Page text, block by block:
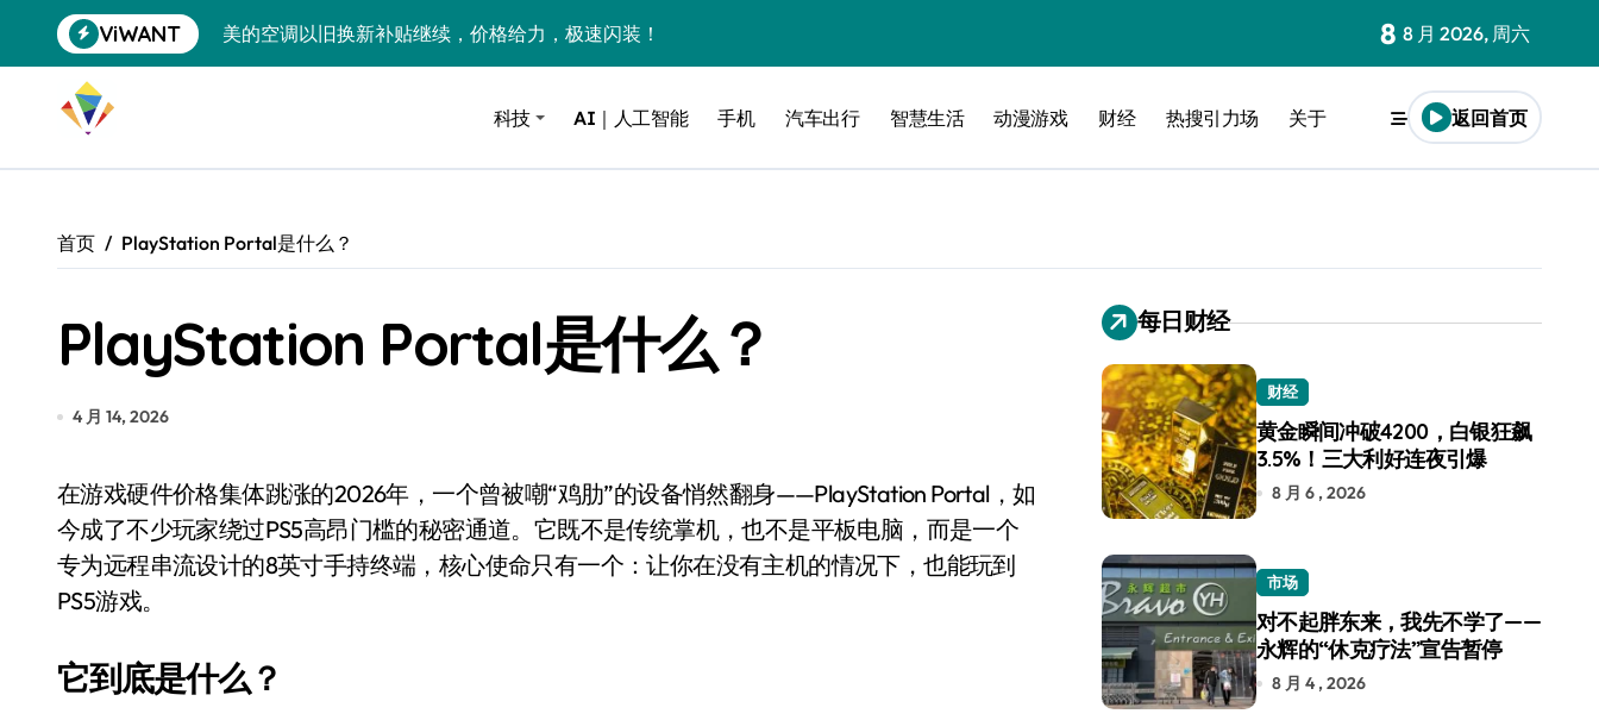
到
ViWANT
美的空调以旧换新补贴继续，价格给力，极速闪装！
黄金瞬间冲破4200，白银狂飙3.5%！三大利好连夜引爆
特斯拉中国卖第五，丰田一季净赚两个比亚迪——中国车企该醒醒了
Xbox七月大崩盘：裁员3200、卖工作室、网络瘫了，微软这次真急了
《我的世界》登陆Switch 2：画质大跃进，但鼠标操控才是真·杀手锏？
谷歌DeepMind创始人辞去CEO，但继续“垂帘听政”？
召回X9、合作大众遇冷、高端梦碎：小鹏的“多事之夏”
比Model 3便宜？不，比Model 3有面儿——试驾雷克萨斯ES 500e
别再用汽车USB给MacBook充电了！老司机教你3招真·快充
8 8 月 2026, 周六
科技 AI｜人工智能 手机 汽车出行 智慧生活 动漫游戏 财经 热搜引力场 关于 返回首页
首页 PlayStation Portal是什么？
PlayStation Portal是什么？
4 月 14, 2026
在游戏硬件价格集体跳涨的2026年，一个曾被嘲“鸡肋”的设备悄然翻身——PlayStation Portal，如
今成了不少玩家绕过PS5高昂门槛的秘密通道。它既不是传统掌机，也不是平板电脑，而是一个
专为远程串流设计的8英寸手持终端，核心使命只有一个：让你在没有主机的情况下，也能玩到
PS5游戏。
它到底是什么？
每日财经
财经
黄金瞬间冲破4200，白银狂飙
3.5%！三大利好连夜引爆
8 月 6 , 2026
市场
对不起胖东来，我先不学了——
永辉的“休克疗法”宣告暂停
8 月 4 , 2026